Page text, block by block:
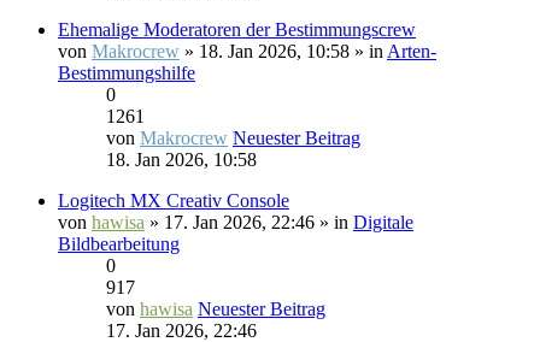
Ehemalige Moderatoren der Bestimmungscrew
von Makrocrew » 18. Jan 2026, 10:58 » in Arten-
Bestimmungshilfe
0
1261
von Makrocrew Neuester Beitrag
18. Jan 2026, 10:58
Logitech MX Creativ Console
von hawisa » 17. Jan 2026, 22:46 » in Digitale
Bildbearbeitung
0
917
von hawisa Neuester Beitrag
17. Jan 2026, 22:46